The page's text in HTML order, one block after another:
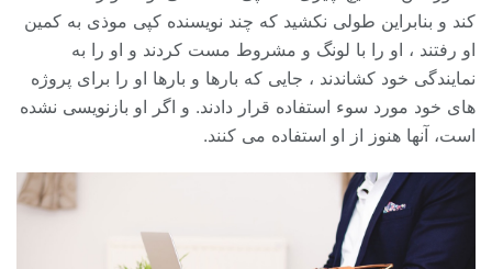
کند و بنابراین طولی نکشید که چند نویسنده کپی موذی به کمین
او رفتند ، او را با لونگ و مشروط مست کردند و او را به
نمایندگی خود کشاندند ، جایی که بارها و بارها او را برای پروژه
های خود مورد سوء استفاده قرار دادند. و اگر او بازنویسی نشده
است، آنها هنوز از او استفاده می کنند.